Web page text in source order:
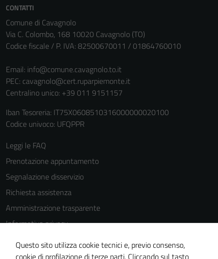
CONTATTI
Comune di Cavagnolo
Via C. Colombo, 168 10020 Cavagnolo (TO)
Codice fiscale / P. IVA: 82500670011 / 01864760010
Email: info@comune.cavagnolo.to.it
PEC: cavagnolo@cert.ruparpiemonte.it
Centralino unico: +39 011 9151157
Iban Tesoreria: IT75X0608510316000000020100
Codice univoco: UFQPPR
Leggi le FAQ
Prenotazione appuntamento
Segnalazione disservizio
Richiesta assistenza
Amministrazione trasparente
Informativa privacy
Cookie Policy
Note legali
Questo sito utilizza cookie tecnici e, previo consenso,
cookie di profilazione di terze parti. Cliccando sul tasto
Questi cookie
informazioni